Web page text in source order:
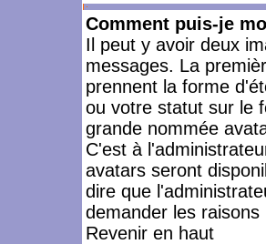
Comment puis-je
Il peut y avoir deux
messages. La
prennent la forme
ou votre statut sur le
grande nommée
C'est à
avatars seront
dire que
demander les
Revenir en haut